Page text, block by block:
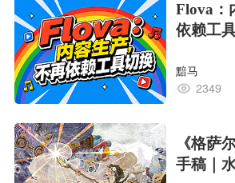
Flova：
依赖工
黯马
2349
《格萨
手稿｜